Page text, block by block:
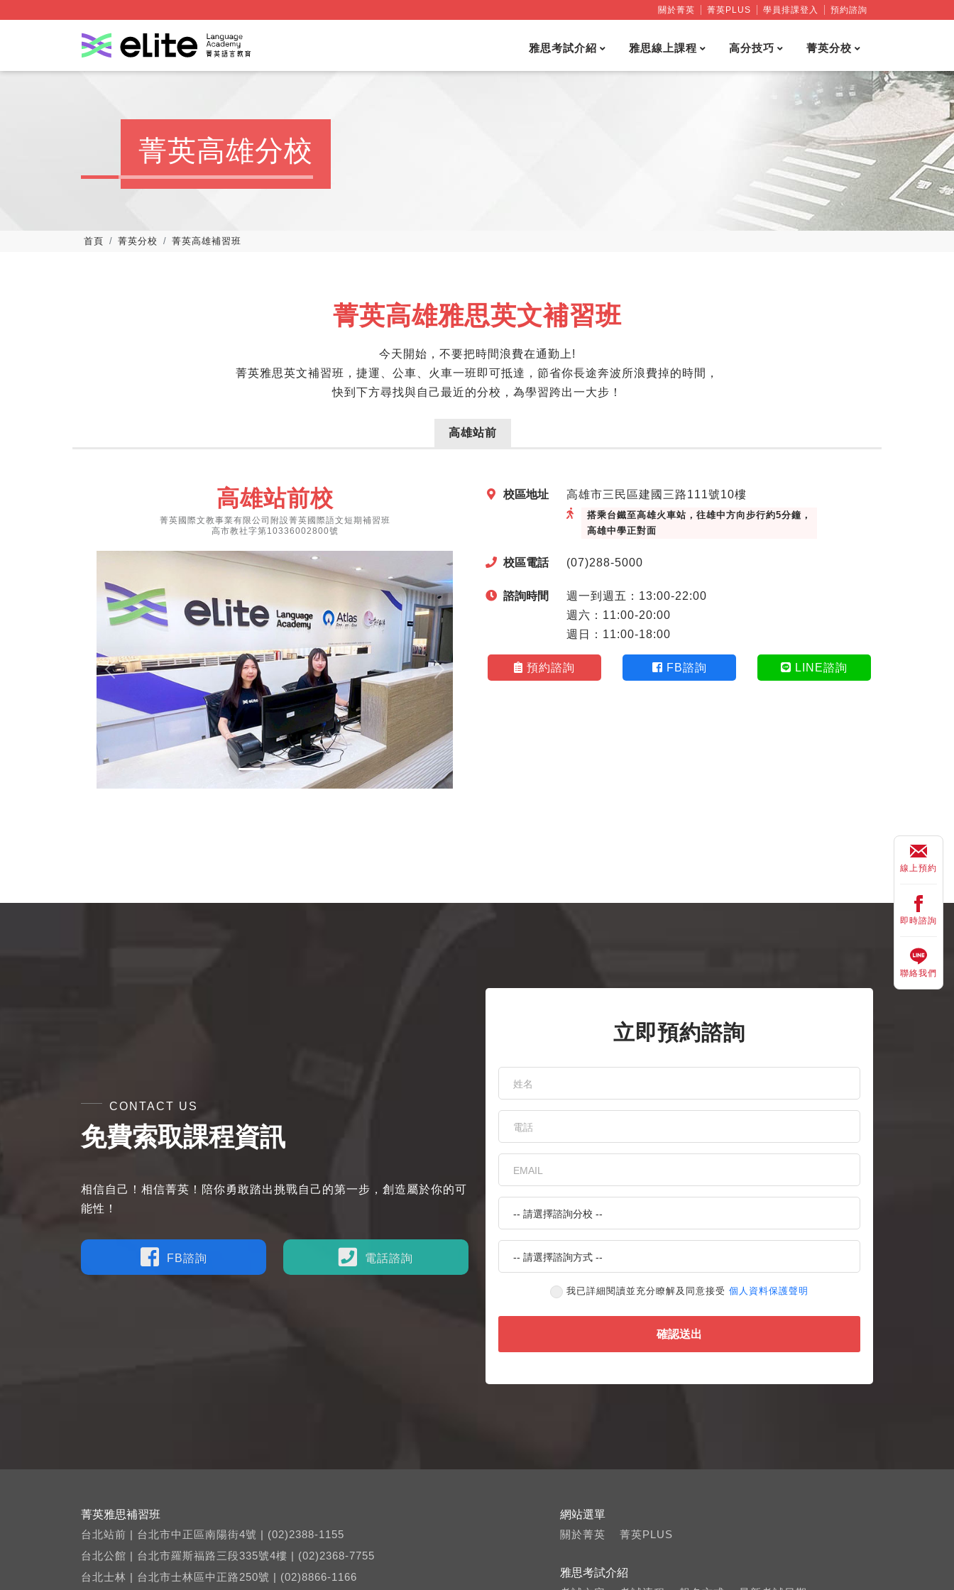
關於菁英 菁英PLUS 學員排課登入 預約諮詢
雅思考試介紹 雅思線上課程 高分技巧 菁英分校
菁英高雄分校
首頁 菁英分校 菁英高雄補習班
菁英高雄雅思英文補習班
今天開始，不要把時間浪費在通勤上!
菁英雅思英文補習班，捷運、公車、火車一班即可抵達，節省你長途奔波所浪費掉的時間，
快到下方尋找與自己最近的分校，為學習跨出一大步！
高雄站前
高雄站前校
菁英國際文教事業有限公司附設菁英國際語文短期補習班
高市教社字第10336002800號
Previous Next
校區地址 高雄市三民區建國三路111號10樓
搭乘台鐵至高雄火車站，往雄中方向步行約5分鐘，
高雄中學正對面
校區電話 (07)288-5000
諮詢時間
週一到週五：13:00-22:00
週六：11:00-20:00
週日：11:00-18:00
預約諮詢 FB諮詢 LINE諮詢
CONTACT US
免費索取課程資訊
相信自己！相信菁英！陪你勇敢踏出挑戰自己的第一步，創造屬於你的可
能性！
FB諮詢 電話諮詢
立即預約諮詢
我已詳細閱讀並充分瞭解及同意接受 個人資料保護聲明
確認送出
菁英雅思補習班
台北站前 | 台北市中正區南陽街4號 | (02)2388-1155
台北公館 | 台北市羅斯福路三段335號4樓 | (02)2368-7755
台北士林 | 台北市士林區中正路250號 | (02)8866-1166
網站選單
關於菁英
菁英PLUS
雅思考試介紹
線上預約
即時諮詢
聯絡我們